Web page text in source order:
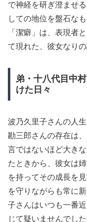
で神経を研ぎ澄ませ
しての地位を盤石な
「潔癖」は、表現者
て現れた、彼女なり
弟・十八代目中
けた日々
波乃久里子さんの人
勘三郎さんの存在は
言ではないほど大き
たときから、彼女は
を持ってその成長を
を守りながらも常に
子さんはいつも一番
じて疑いませんでした